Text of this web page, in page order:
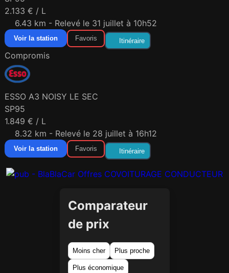
2.133 € / L
6.43 km - Relevé le 31 juillet à 10h52
Voir la station Favoris Itinéraire
Compromis
ESSO A3 NOISY LE SEC
SP95
1.849 € / L
8.32 km - Relevé le 28 juillet à 16h12
Voir la station Favoris Itinéraire
Comparateur
de prix
Moins cher Plus proche
Plus économique